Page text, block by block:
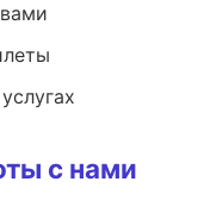
с нами